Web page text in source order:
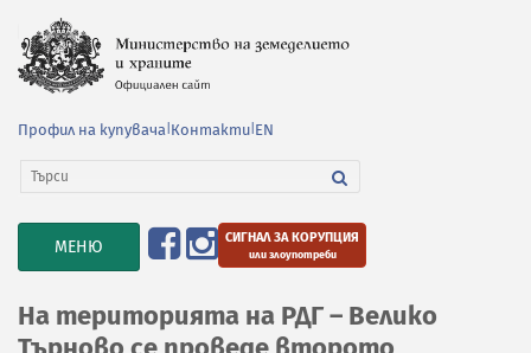
Профил на купувача Контакти EN
TOGGLE
NAVIGATION
МЕНЮ СИГНАЛ ЗА КОРУПЦИЯ
или злоупотреби
На територията на РДГ – Велико